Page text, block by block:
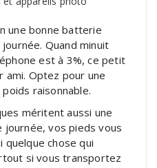
une bonne batterie
Quand minuit
est à 3%, ce petit
ami. Optez pour une
raisonnable.
méritent aussi une
journée, vos pieds vous
quelque chose qui
si vous transportez